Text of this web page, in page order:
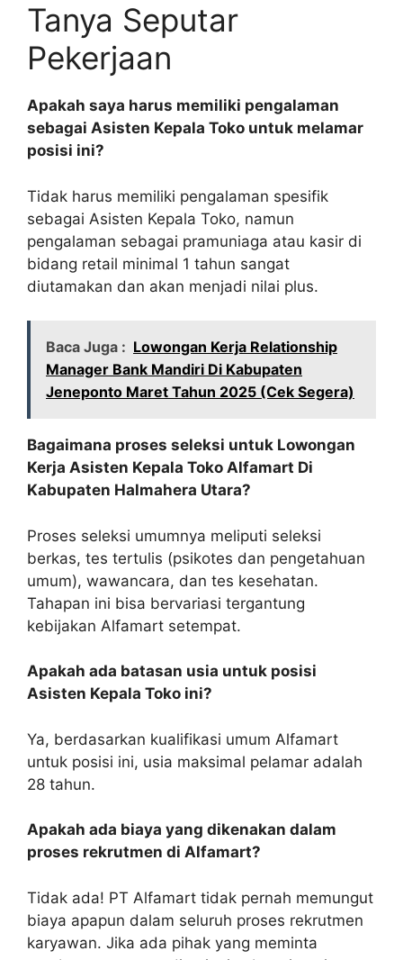
Tanya Seputar
Pekerjaan
Apakah saya harus memiliki pengalaman
sebagai Asisten Kepala Toko untuk melamar
posisi ini?
Tidak harus memiliki pengalaman spesifik
sebagai Asisten Kepala Toko, namun
pengalaman sebagai pramuniaga atau kasir di
bidang retail minimal 1 tahun sangat
diutamakan dan akan menjadi nilai plus.
Baca Juga : Lowongan Kerja Relationship
Manager Bank Mandiri Di Kabupaten
Jeneponto Maret Tahun 2025 (Cek Segera)
Bagaimana proses seleksi untuk Lowongan
Kerja Asisten Kepala Toko Alfamart Di
Kabupaten Halmahera Utara?
Proses seleksi umumnya meliputi seleksi
berkas, tes tertulis (psikotes dan pengetahuan
umum), wawancara, dan tes kesehatan.
Tahapan ini bisa bervariasi tergantung
kebijakan Alfamart setempat.
Apakah ada batasan usia untuk posisi
Asisten Kepala Toko ini?
Ya, berdasarkan kualifikasi umum Alfamart
untuk posisi ini, usia maksimal pelamar adalah
28 tahun.
Apakah ada biaya yang dikenakan dalam
proses rekrutmen di Alfamart?
Tidak ada! PT Alfamart tidak pernah memungut
biaya apapun dalam seluruh proses rekrutmen
karyawan. Jika ada pihak yang meminta